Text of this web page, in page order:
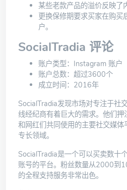
某些老款产品的溢价反映了
更换保修期要求买家在购
户。
SocialTradia 评论
账户类型：Instagram 账户
账户总数：超过3600个
成立时间：2016年
SocialTradia发现市场对专注于社
线经纪商有着巨大的需求。他们
和网红们共同使用的主要社交媒
专长领域。
SocialTradia是一个可以买卖数十
账号的平台。粉丝数量从2000到
的全程支持服务非常出色。